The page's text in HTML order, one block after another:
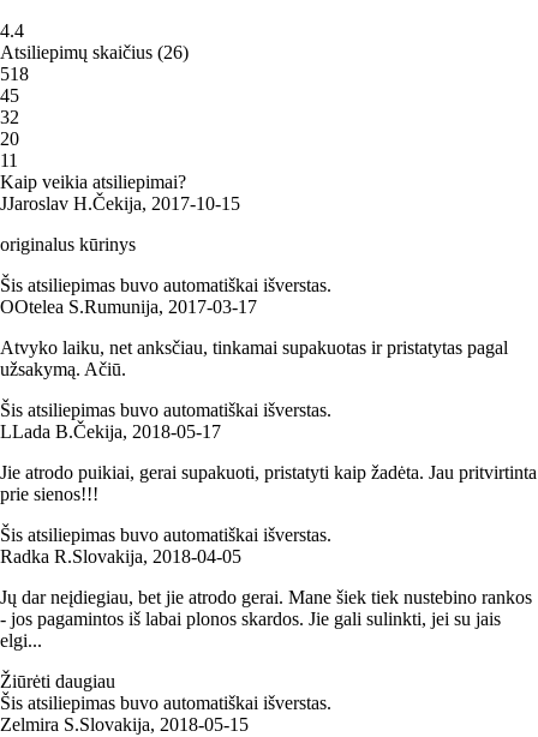
4.4
Atsiliepimų skaičius (26)
518
45
32
20
11
Kaip veikia atsiliepimai?
JJaroslav H.Čekija, 2017‑10‑15
originalus kūrinys
Šis atsiliepimas buvo automatiškai išverstas.
OOtelea S.Rumunija, 2017‑03‑17
Atvyko laiku, net anksčiau, tinkamai supakuotas ir pristatytas pagal
užsakymą. Ačiū.
Šis atsiliepimas buvo automatiškai išverstas.
LLada B.Čekija, 2018‑05‑17
Jie atrodo puikiai, gerai supakuoti, pristatyti kaip žadėta. Jau pritvirtinta
prie sienos!!!
Šis atsiliepimas buvo automatiškai išverstas.
Radka R.Slovakija, 2018‑04‑05
Jų dar neįdiegiau, bet jie atrodo gerai. Mane šiek tiek nustebino rankos
- jos pagamintos iš labai plonos skardos. Jie gali sulinkti, jei su jais
elgi...
Žiūrėti daugiau
Šis atsiliepimas buvo automatiškai išverstas.
Zelmira S.Slovakija, 2018‑05‑15